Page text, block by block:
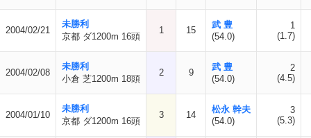
2004/02/21
未勝利
京都 ダ1200m 16頭
1 15
武 豊
(54.0)
1
(1.7)
2004/02/08
未勝利
小倉 芝1200m 18頭
2 9
武 豊
(54.0)
2
(4.5)
2004/01/10
未勝利
京都 ダ1200m 16頭
3 14
松永 幹夫
(54.0)
3
(5.3)